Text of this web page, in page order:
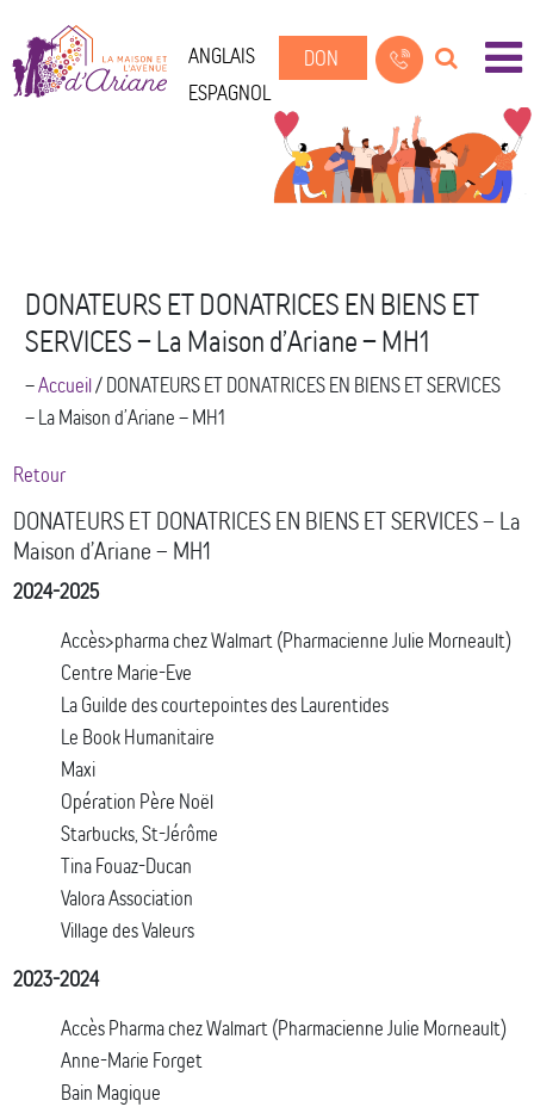
ANGLAIS
ESPAGNOL
DON
DONATEURS ET DONATRICES EN BIENS ET
SERVICES – La Maison d’Ariane – MH1
--Accueil/DONATEURS ET DONATRICES EN BIENS ET SERVICES
– La Maison d’Ariane – MH1
Retour
DONATEURS ET DONATRICES EN BIENS ET SERVICES – La
Maison d’Ariane – MH1
2024-2025
Accès>pharma chez Walmart (Pharmacienne Julie Morneault)
Centre Marie-Eve
La Guilde des courtepointes des Laurentides
Le Book Humanitaire
Maxi
Opération Père Noël
Starbucks, St-Jérôme
Tina Fouaz-Ducan
Valora Association
Village des Valeurs
2023-2024
Accès Pharma chez Walmart (Pharmacienne Julie Morneault)
Anne-Marie Forget
Bain Magique